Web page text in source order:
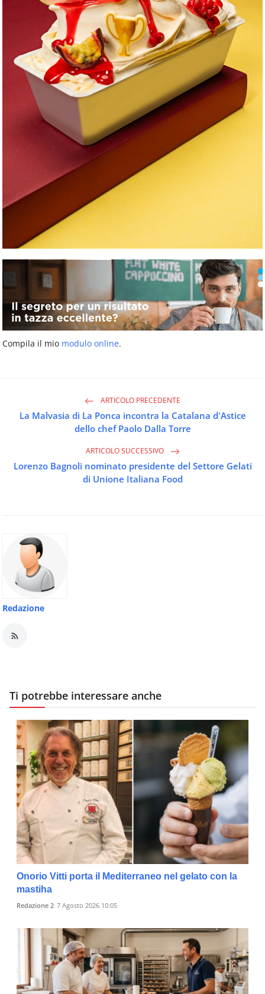
Compila il mio modulo online.
ARTICOLO PRECEDENTE
La Malvasia di La Ponca incontra la Catalana d'Astice
dello chef Paolo Dalla Torre
ARTICOLO SUCCESSIVO
Lorenzo Bagnoli nominato presidente del Settore Gelati
di Unione Italiana Food
Redazione
Ti potrebbe interessare anche
Onorio Vitti porta il Mediterraneo nel gelato con la
mastiha
Redazione 2 7 Agosto 2026 10:05